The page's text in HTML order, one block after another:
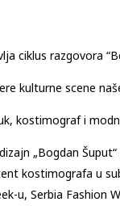
ciklus razgovora
kulturne scene
kostimograf i
„Bogdan
kostimografa u
u, Serbia Fashion